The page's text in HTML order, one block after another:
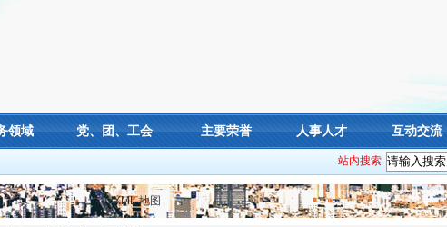
领域 党、团、工会 主要荣誉 人事人才 互动交流
站内搜索
XML 地图